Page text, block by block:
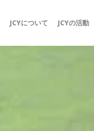
JCYについて JCYの活動